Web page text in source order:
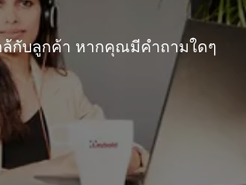
ล้กับลูกค้า หากคุณมีคําถามใดๆ